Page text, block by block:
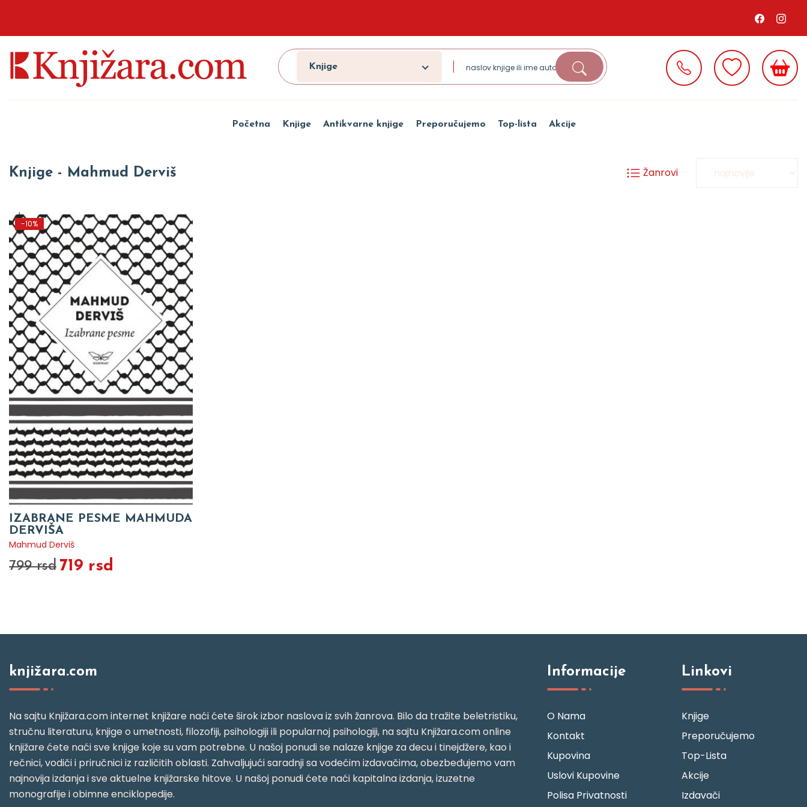
Knjige
Početna Knjige Antikvarne knjige Preporučujemo Top-lista Akcije
Knjige - Mahmud Derviš Žanrovi
-10%
IZABRANE PESME MAHMUDA
DERVIŠA
Mahmud Derviš
799 rsd 719 rsd
knjižara.com
Na sajtu Knjižara.com internet knjižare naći ćete širok izbor naslova iz svih žanrova. Bilo da tražite beletristiku,
stručnu literaturu, knjige o umetnosti, filozofiji, psihologiji ili popularnoj psihologiji, na sajtu Knjižara.com online
knjižare ćete naći sve knjige koje su vam potrebne. U našoj ponudi se nalaze knjige za decu i tinejdžere, kao i
rečnici, vodiči i priručnici iz različitih oblasti. Zahvaljujući saradnji sa vodećim izdavačima, obezbeđujemo vam
najnovija izdanja i sve aktuelne knjižarske hitove. U našoj ponudi ćete naći kapitalna izdanja, izuzetne
monografije i obimne enciklopedije.
Informacije
O Nama
Kontakt
Kupovina
Uslovi Kupovine
Polisa Privatnosti
Linkovi
Knjige
Preporučujemo
Top-Lista
Akcije
Izdavači